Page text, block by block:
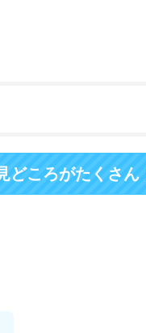
ころがたくさん